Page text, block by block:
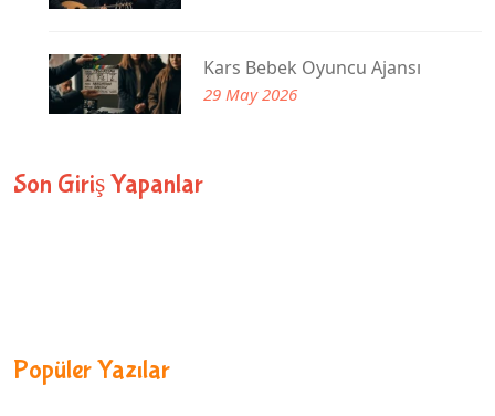
Kars Bebek Oyuncu Ajansı
29 May 2026
Son Giriş Yapanlar
Popüler Yazılar